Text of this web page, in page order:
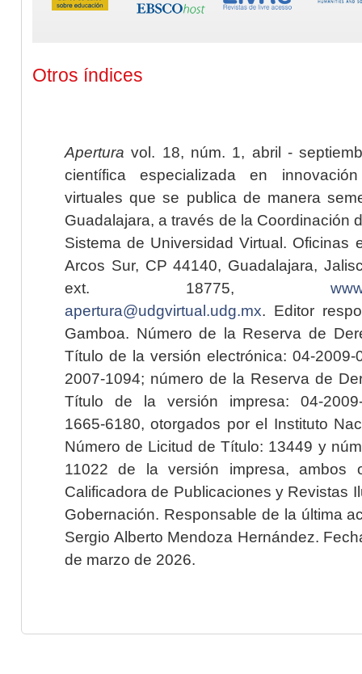
Otros índices
Apertura vol. 18, núm. 1, abril -
científica especializada en
virtuales que se publica de manera
Guadalajara, a través de la Coordinación
Sistema de Universidad Virtual. Oficinas
Arcos Sur, CP 44140, Guadalajara,
ext. 18775,
apertura@udgvirtual.udg.mx. Editor
Gamboa. Número de la Reserva de
Título de la versión electrónica: 04-2009-
2007-1094; número de la Reserva de
Título de la versión impresa: 04-2009-
1665-6180, otorgados por el Instituto
Número de Licitud de Título: 13449 y
11022 de la versión impresa, ambos
Calificadora de Publicaciones y Revistas
Gobernación. Responsable de la última
Sergio Alberto Mendoza Hernández.
de marzo de 2026.